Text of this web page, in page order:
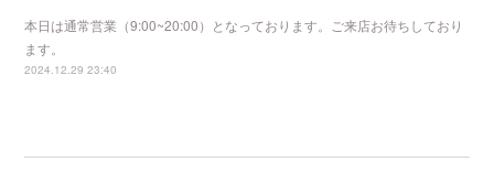
本日は通常営業（9:00~20:00）となっております。ご来店お待ちしており
ます。
2024.12.29 23:40